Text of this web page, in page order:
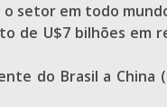
o setor em todo
de U$7 bilhões em
do Brasil a China